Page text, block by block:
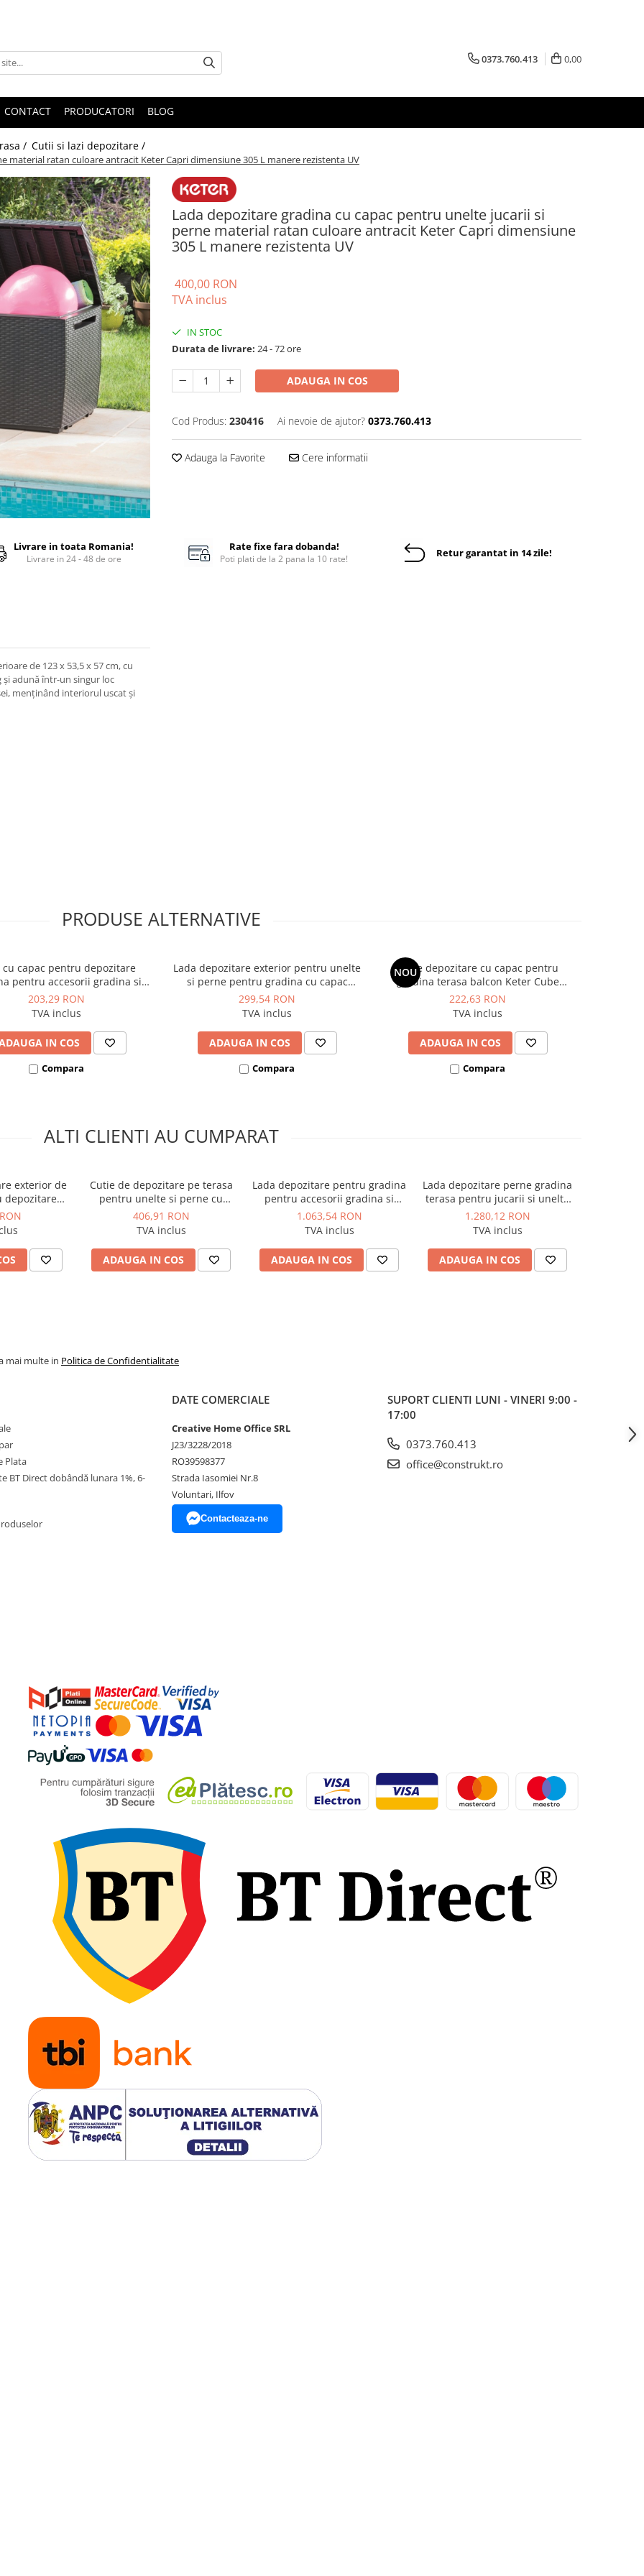
0373.760.413 0,00
CONTACT PRODUCATORI BLOG
/ Cutii si lazi depozitare /
material ratan culoare antracit Keter Capri dimensiune 305 L manere rezistenta UV
Lada depozitare gradina cu capac pentru unelte jucarii si
perne material ratan culoare antracit Keter Capri dimensiune
305 L manere rezistenta UV
400,00 RON
TVA inclus
IN STOC
Durata de livrare: 24 - 72 ore
ADAUGA IN COS
Cod Produs: 230416 Ai nevoie de ajutor? 0373.760.413
Adauga la Favorite Cere informatii
Livrare in toata Romania!
Livrare in 24 - 48 de ore
Rate fixe fara dobanda!
Poti plati de la 2 pana la 10 rate! Retur garantat in 14 zile!
de 123 x 53,5 x 57 cm, cu
și adună într-un singur loc
menținând interiorul uscat și
PRODUSE ALTERNATIVE
cu capac pentru depozitare
pentru accesorii gradina si
material polipropilena antracit
Hollywood 270 L cu manere si
203,29 RON
TVA inclus
IN COS
Compara
Lada depozitare exterior pentru unelte
si perne pentru gradina cu capac
material plastic maro Keter Sherwood
270L manere rezistenta UV
299,54 RON
TVA inclus
ADAUGA IN COS
Compara
NOU
Cutie depozitare cu capac pentru
gradina terasa balcon Keter Cube
polipropilena impletitura ratan pentru
scaun sau masa graphite patrata
222,63 RON
TVA inclus
ADAUGA IN COS
Compara
ALTI CLIENTI AU CUMPARAT
exterior de
depozitare
cu capac
UV manere
Cutie de depozitare pe terasa
pentru unelte si perne cu
capac material polipropilena
maro Keter Springwood 305 L
406,91 RON
TVA inclus
ADAUGA IN COS
Lada depozitare pentru gradina
pentru accesorii gradina si
terasa cu capac material
polipropilena culoare gri Keter
intemperii si raze UV
1.063,54 RON
TVA inclus
ADAUGA IN COS
Lada depozitare perne gradina
terasa pentru jucarii si unelte
cu capac material polipropilena
culoare antracit Keter Ontario
1.280,12 RON
TVA inclus
ADAUGA IN COS
mai multe in Politica de Confidentialitate
Plata
BT Direct dobândă lunara 1%, 6-
DATE COMERCIALE
Creative Home Office SRL
J23/3228/2018
RO39598377
Strada Iasomiei Nr.8
Voluntari, Ilfov
Contacteaza-ne
SUPORT CLIENTI LUNI - VINERI 9:00 -
17:00
0373.760.413
office@construkt.ro